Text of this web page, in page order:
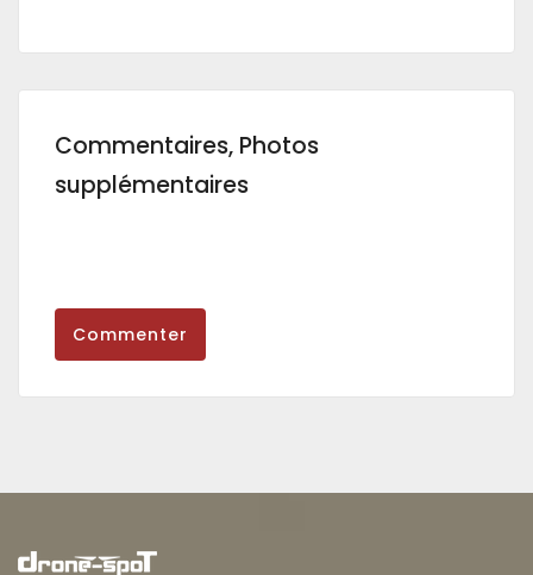
Commentaires, Photos
supplémentaires
Commenter